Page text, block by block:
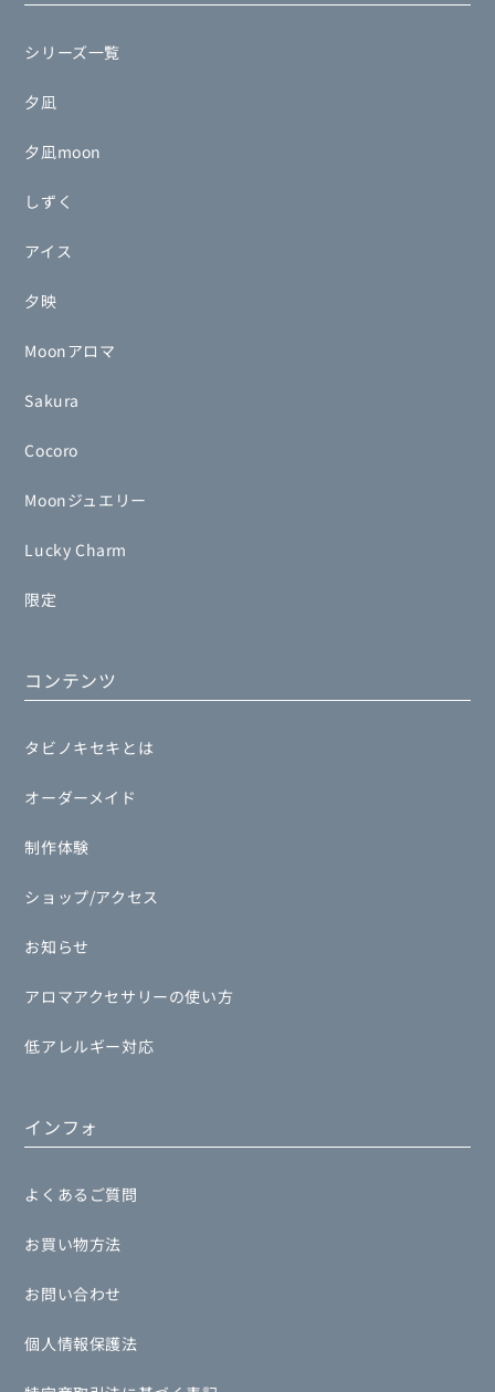
シリーズ一覧
夕凪
夕凪moon
しずく
アイス
夕映
Moonアロマ
Sakura
Cocoro
Moonジュエリー
Lucky Charm
限定
コンテンツ
タビノキセキとは
オーダーメイド
制作体験
ショップ/アクセス
お知らせ
アロマアクセサリーの使い方
低アレルギー対応
インフォ
よくあるご質問
お買い物方法
お問い合わせ
個人情報保護法